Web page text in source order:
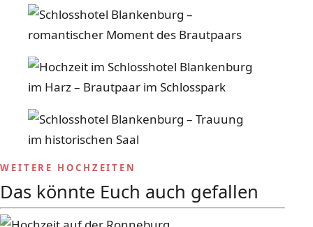
WEITERE HOCHZEITEN
Das könnte Euch auch gefallen